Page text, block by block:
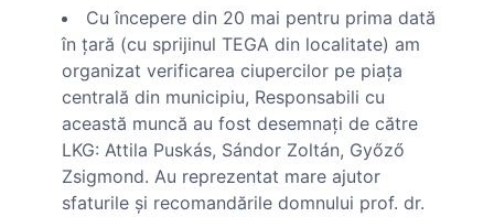
Cu începere din 20 mai pentru prima dată
în ţară (cu sprijinul TEGA din localitate) am
organizat verificarea ciupercilor pe piaţa
centrală din municipiu, Responsabili cu
această muncă au fost desemnaţi de către
LKG: Attila Puskás, Sándor Zoltán, Győző
Zsigmond. Au reprezentat mare ajutor
sfaturile şi recomandările domnului prof. dr.